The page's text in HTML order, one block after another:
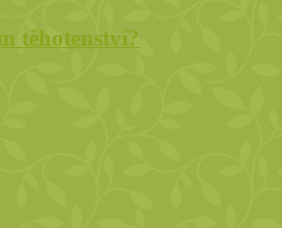
těhotenství?